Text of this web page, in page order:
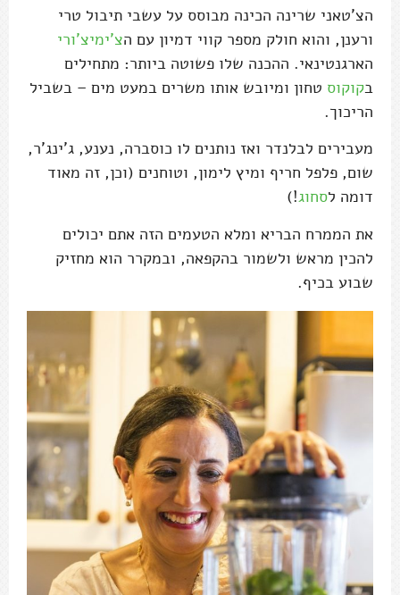
הצ'טאני שרינה הכינה מבוסס על עשבי תיבול טרי
ורענן, והוא חולק מספר קווי דמיון עם הצ'ימיצ'ורי
הארגנטינאי. ההכנה שלו פשוטה ביותר: מתחילים
בקוקוס טחון ומיובש אותו משרים במעט מים – בשביל
הריכוך.
מעבירים לבלנדר ואז נותנים לו כוסברה, נענע, ג'ינג'ר,
שום, פלפל חריף ומיץ לימון, וטוחנים (וכן, זה מאוד
דומה לסחוג!)
את הממרח הבריא ומלא הטעמים הזה אתם יכולים
להכין מראש ולשמור בהקפאה, ובמקרר הוא מחזיק
שבוע בכיף.